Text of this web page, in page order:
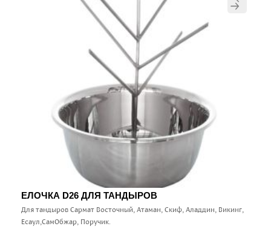
ЕЛОЧКА D26 ДЛЯ ТАНДЫРОВ
Для тандыров Сармат Восточный, Атаман, Скиф, Аладдин, Викинг,
Есаул,СамОбжар, Поручик.